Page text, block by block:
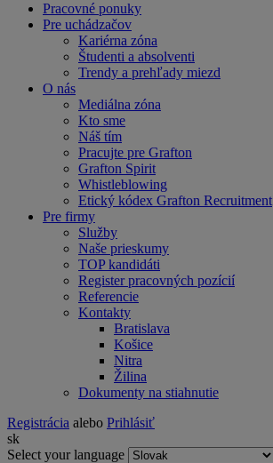
Pracovné ponuky
Pre uchádzačov
Kariérna zóna
Študenti a absolventi
Trendy a prehľady miezd
O nás
Mediálna zóna
Kto sme
Náš tím
Pracujte pre Grafton
Grafton Spirit
Whistleblowing
Etický kódex Grafton Recruitment
Pre firmy
Služby
Naše prieskumy
TOP kandidáti
Register pracovných pozícií
Referencie
Kontakty
Bratislava
Košice
Nitra
Žilina
Dokumenty na stiahnutie
Registrácia alebo Prihlásiť
sk
Select your language